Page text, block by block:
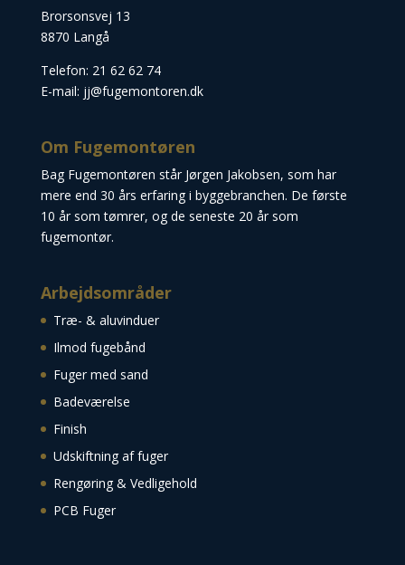
Brorsonsvej 13
8870 Langå
Telefon: 21 62 62 74
E-mail: jj@fugemontoren.dk
Om Fugemontøren
Bag Fugemontøren står Jørgen Jakobsen, som har
mere end 30 års erfaring i byggebranchen. De første
10 år som tømrer, og de seneste 20 år som
fugemontør.
Arbejdsområder
Træ- & aluvinduer
Ilmod fugebånd
Fuger med sand
Badeværelse
Finish
Udskiftning af fuger
Rengøring & Vedligehold
PCB Fuger